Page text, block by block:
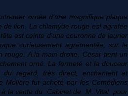
ornée d'une magnifique plaque
de lion. La chlamyde rouge est agrafée
est ceinte d'une couronne de laurier
curieusement agrémentée, sur le
A la main droite, César tient un
orné. La fermeté et la douceur
du regard, très direct, enchantent et
fut acheté par les Comédiens
la vente du Cabinet de M. Vital pour